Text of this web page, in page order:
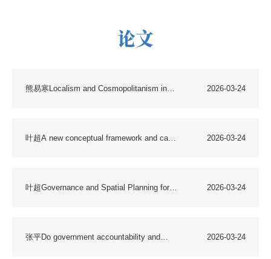
论文
熊易寒Localism and Cosmopolitanism in 2026-03-24
叶超A new conceptual framework and case 2026-03-24
叶超Governance and Spatial Planning for 2026-03-24
张平Do government accountability and 2026-03-24